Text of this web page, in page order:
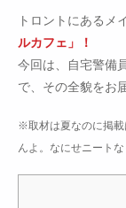
トロントにあるメ
ルカフェ」！
今回は、自宅警備
で、その全貌をお
※取材は夏なのに掲載
んよ。なにせニート